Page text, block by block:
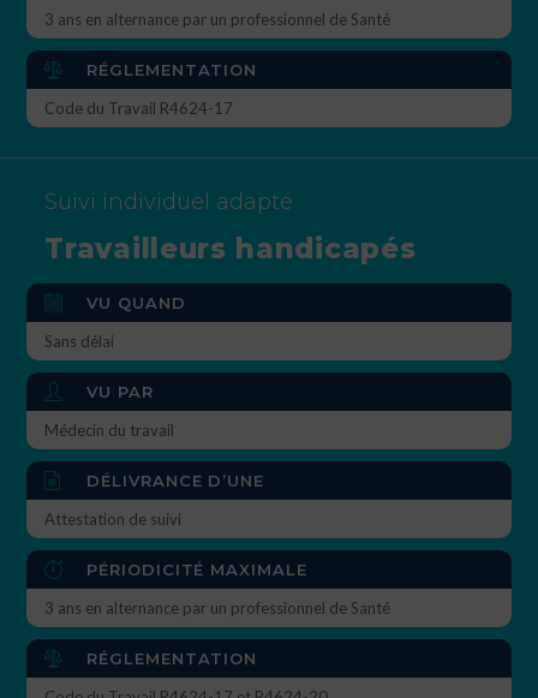
3 ans en alternance par un professionnel de Santé
RÉGLEMENTATION
Code du Travail R4624-17
Suivi individuel adapté
Travailleurs handicapés
VU QUAND
Sans délai
VU PAR
Médecin du travail
DÉLIVRANCE D’UNE
Attestation de suivi
PÉRIODICITÉ MAXIMALE
3 ans en alternance par un professionnel de Santé
RÉGLEMENTATION